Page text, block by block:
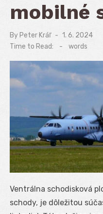
mobilné
By Peter Kráľ
Posted
on
1. 6. 2024
Time to Read:
- words
Ventrálna schodisková
schody, je dôležitou